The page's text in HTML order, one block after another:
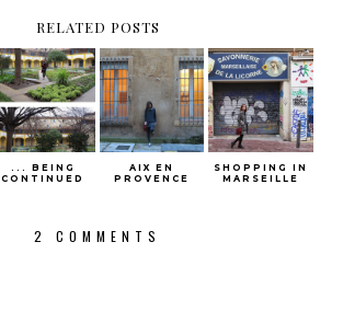
RELATED POSTS
... BEING
CONTINUED
AIX EN
PROVENCE
SHOPPING IN
MARSEILLE
2 COMMENTS